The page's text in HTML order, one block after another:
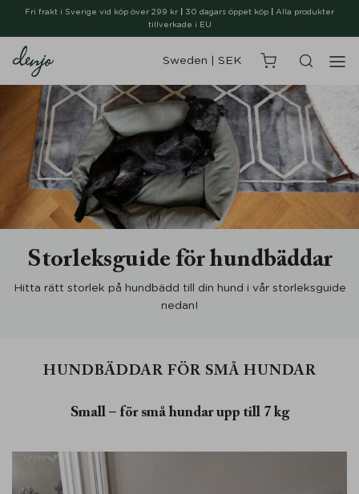
Fri frakt i Sverige vid köp över 299 kr 30 dagars öppet köp
Alla produkter
tillverkade i EU
Sweden SEK
Storleksguide för hundbäddar
Hitta rätt storlek på hundbädd till din hund i vår storleksguide
nedan!
HUNDBÄDDAR FÖR SMÅ HUNDAR
Small – för små hundar upp till 7 kg